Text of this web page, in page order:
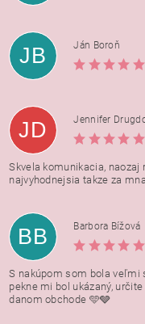
JB
Ján Boroň
JD
Jennifer
Skvela komunikacia, naozaj
najvyhodnejsia takze za mna
BB
Barbora Bížová
S nakúpom som bola veľmi
pekne mi bol ukázaný,
danom obchode 🩵🩶